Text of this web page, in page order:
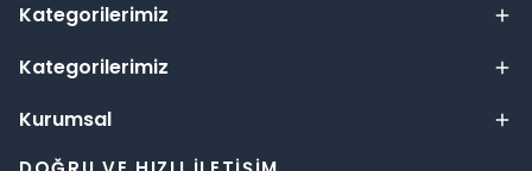
Kategorilerimiz
Kategorilerimiz
Kurumsal